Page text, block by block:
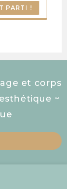
PARTI !
et corps
~